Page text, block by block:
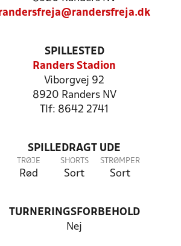
SPILLESTED
Randers Stadion
Viborgvej 92
8920 Randers NV
Tlf: 8642 2741
SPILLEDRAGT UDE
TRØJE
Rød
SHORTS
Sort
STRØMPER
Sort
TURNERINGSFORBEHOLD
Nej